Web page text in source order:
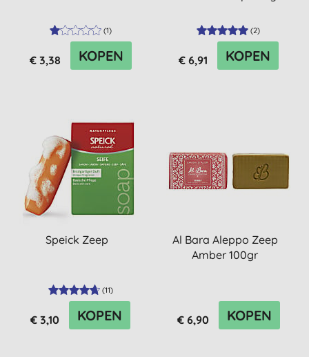
(1)
€ 3,38 KOPEN
(2)
€ 6,91 KOPEN
Speick Zeep
(11)
€ 3,10 KOPEN
Al Bara Aleppo Zeep
Amber 100gr
€ 6,90 KOPEN